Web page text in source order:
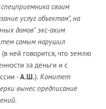
своим
услуг объектам", на
домов" экс-аким
самым нарушил
(в ней говорится, что землю
за деньги и с
-А.Ш.). Комитет
вынес предписание